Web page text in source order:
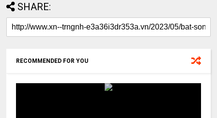
SHARE:
RECOMMENDED FOR YOU